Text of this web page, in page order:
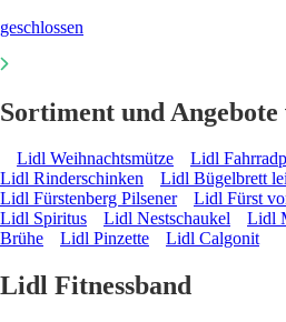
geschlossen
Sortiment und
Lidl Weihnachtsmütze Lidl
Lidl Rinderschinken
Lidl Bügelbrett
Lidl Fürstenberg Pilsener
Lidl Fürst
Lidl Spiritus
Lidl Nestschaukel Lidl
Brühe
Lidl Pinzette Lidl Calgonit
Lidl Fitnessband